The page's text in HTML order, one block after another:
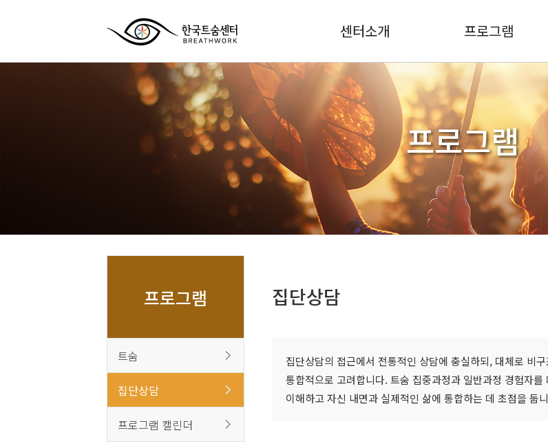
센터소개 프로그램
프로그램
프로그램
트숨
집단상담
프로그램 캘린더
집단상담
집단상담의 접근에서 전통적인 상담에 충실하되, 대체로 비
통합적으로 고려합니다. 트숨 집중과정과 일반과정 경험자
이해하고 자신 내면과 실제적인 삶에 통합하는 데 초점을 둡